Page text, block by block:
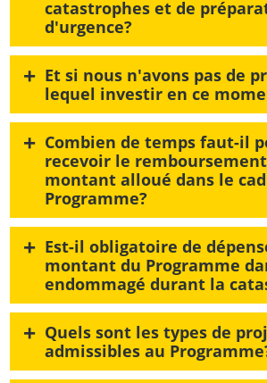
catastrophes et de
d'urgence?
+ Et si nous n'avons pas de
lequel investir en ce
+ Combien de temps faut-il
recevoir le
montant alloué dans le
Programme?
+ Est-il obligatoire de
montant du Programme
endommagé durant la
+ Quels sont les types de
admissibles au